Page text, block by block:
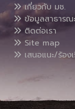
เกี่ยวกับ มช.
ข้อมูลสาธารณ
ติดต่อเรา
Site map
เสนอแนะ/ร้อง